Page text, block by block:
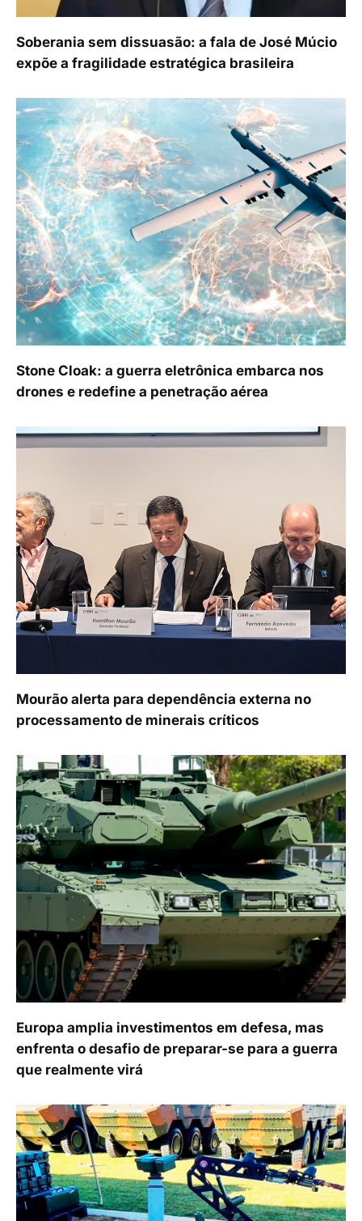
Soberania sem dissuasão: a fala de José Múcio
expõe a fragilidade estratégica brasileira
Stone Cloak: a guerra eletrônica embarca nos
drones e redefine a penetração aérea
Mourão alerta para dependência externa no
processamento de minerais críticos
Europa amplia investimentos em defesa, mas
enfrenta o desafio de preparar-se para a guerra
que realmente virá